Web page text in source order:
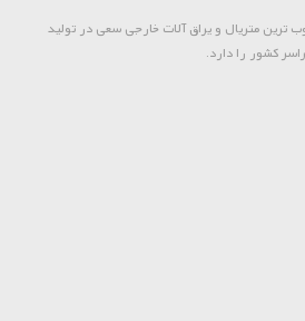
ترین متریال و یراق آلات خارجی سعی در تولید
کشور را دارد.